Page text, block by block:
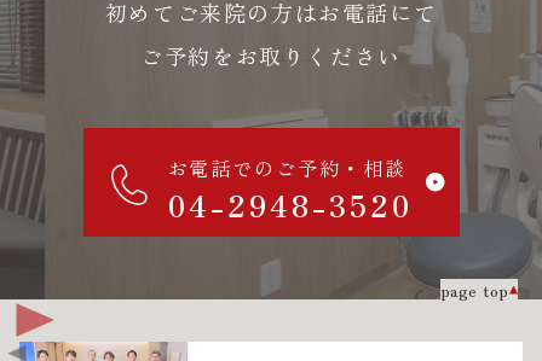
初めてご来院の方はお電話にて
ご予約をお取りください
お電話でのご予約・相談
04-2948-3520
page top